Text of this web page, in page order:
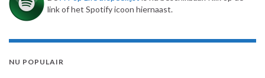
link of het Spotify icoon hiernaast.
NU POPULAIR